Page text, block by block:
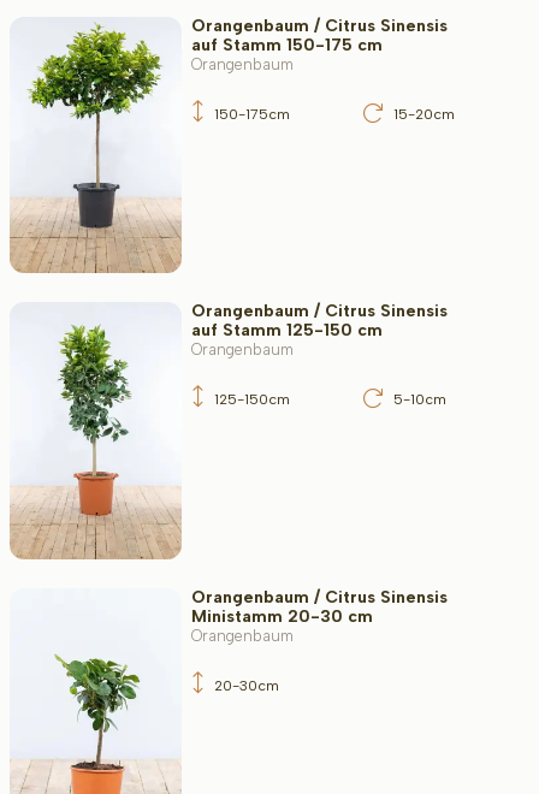
Orangenbaum / Citrus Sinensis
auf Stamm 150-175 cm
Orangenbaum
150-175cm 15-20cm
Orangenbaum / Citrus Sinensis
auf Stamm 125-150 cm
Orangenbaum
125-150cm 5-10cm
Orangenbaum / Citrus Sinensis
Ministamm 20-30 cm
Orangenbaum
20-30cm